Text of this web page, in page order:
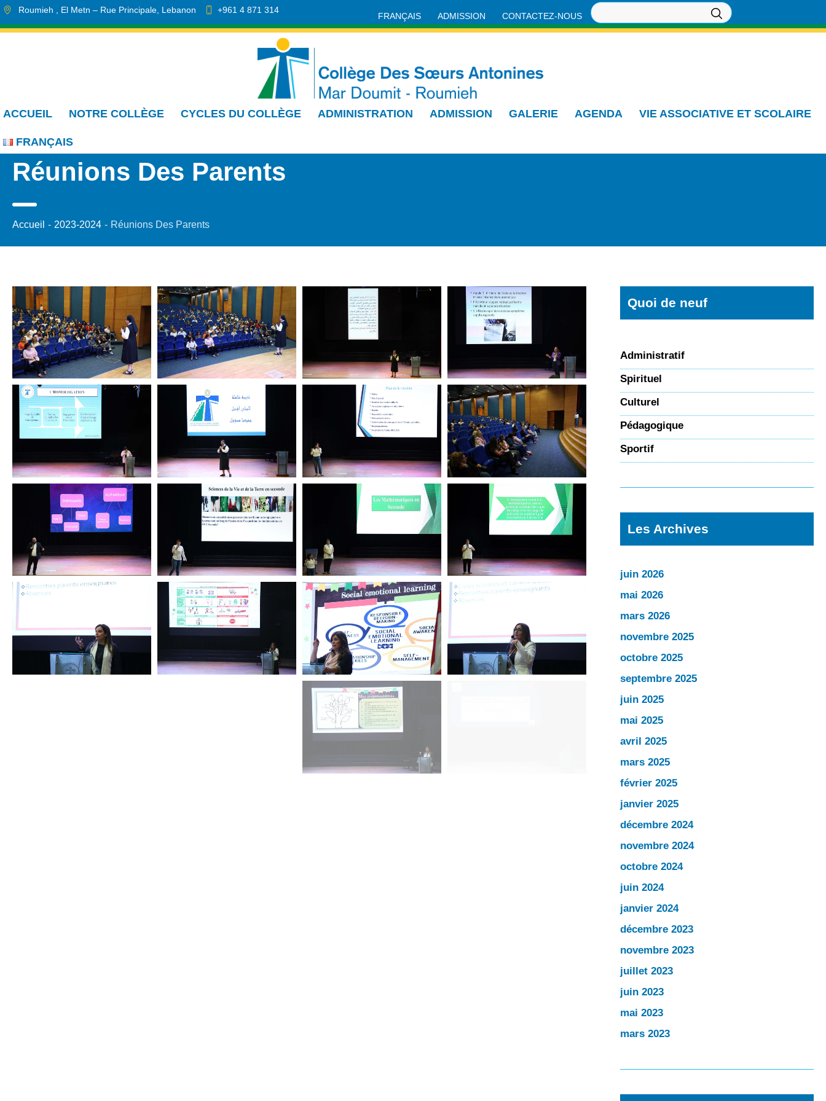
FRANÇAIS ADMISSION CONTACTEZ-NOUS
Roumieh , El Metn – Rue Principale Lebanon
+961 4 871 314
info.cmdr@sa.edu.lb
ACCUEIL NOTRE COLLÈGE CYCLES DU COLLÈGE ADMINISTRATION ADMISSION GALERIE AGENDA VIE ASSOCIATIVE ET SCOLAIRE
FRANÇAIS
Réunions Des Parents
Accueil - 2023-2024 - Réunions Des Parents
Quoi de neuf
Administratif
Spirituel
Culturel
Pédagogique
Sportif
Les Archives
juin 2026
mai 2026
mars 2026
novembre 2025
octobre 2025
septembre 2025
juin 2025
mai 2025
avril 2025
mars 2025
février 2025
janvier 2025
décembre 2024
novembre 2024
octobre 2024
juin 2024
janvier 2024
décembre 2023
novembre 2023
juillet 2023
juin 2023
mai 2023
mars 2023